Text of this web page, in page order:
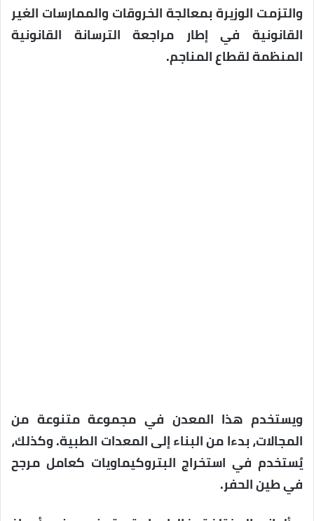
والتزمت الوزيرة بمعالجة الخروقات والممارسات الغير
القانونية في إطار مراجعة الترسانة القانونية
المنظمة لقطاع المناجم.
ويستخدم هذا المعدن في مجموعة متنوعة من
المجالات، بدءا من البناء إلى المعدات الطبية. وكذلك،
يُستخدم في استخراج البتروكيماويات كعامل مرجح
في طين الحفر.